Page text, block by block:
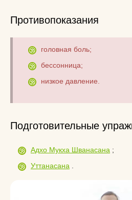
Противопоказания
головная боль;
бессонница;
низкое давление.
Подготовительные
Адхо Мукха Шванасана ;
Уттанасана